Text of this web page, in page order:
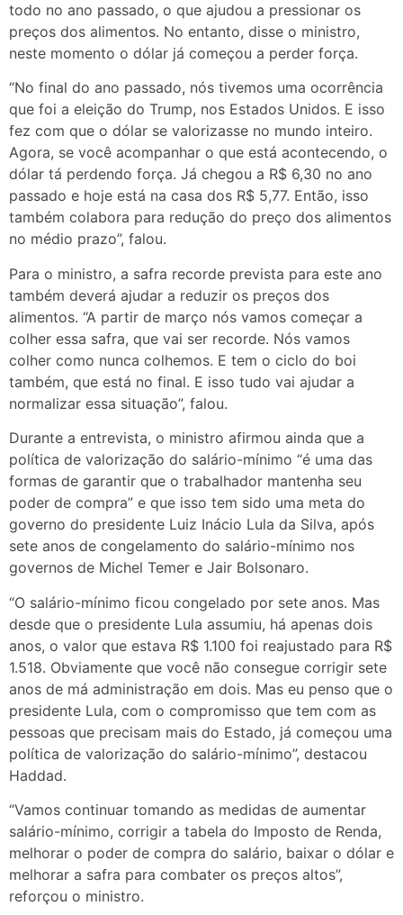
todo no ano passado, o que ajudou a pressionar os
preços dos alimentos. No entanto, disse o ministro,
neste momento o dólar já começou a perder força.
“No final do ano passado, nós tivemos uma ocorrência
que foi a eleição do Trump, nos Estados Unidos. E isso
fez com que o dólar se valorizasse no mundo inteiro.
Agora, se você acompanhar o que está acontecendo, o
dólar tá perdendo força. Já chegou a R$ 6,30 no ano
passado e hoje está na casa dos R$ 5,77. Então, isso
também colabora para redução do preço dos alimentos
no médio prazo”, falou.
Para o ministro, a safra recorde prevista para este ano
também deverá ajudar a reduzir os preços dos
alimentos. “A partir de março nós vamos começar a
colher essa safra, que vai ser recorde. Nós vamos
colher como nunca colhemos. E tem o ciclo do boi
também, que está no final. E isso tudo vai ajudar a
normalizar essa situação”, falou.
Durante a entrevista, o ministro afirmou ainda que a
política de valorização do salário-mínimo “é uma das
formas de garantir que o trabalhador mantenha seu
poder de compra” e que isso tem sido uma meta do
governo do presidente Luiz Inácio Lula da Silva, após
sete anos de congelamento do salário-mínimo nos
governos de Michel Temer e Jair Bolsonaro.
“O salário-mínimo ficou congelado por sete anos. Mas
desde que o presidente Lula assumiu, há apenas dois
anos, o valor que estava R$ 1.100 foi reajustado para R$
1.518. Obviamente que você não consegue corrigir sete
anos de má administração em dois. Mas eu penso que o
presidente Lula, com o compromisso que tem com as
pessoas que precisam mais do Estado, já começou uma
política de valorização do salário-mínimo”, destacou
Haddad.
“Vamos continuar tomando as medidas de aumentar
salário-mínimo, corrigir a tabela do Imposto de Renda,
melhorar o poder de compra do salário, baixar o dólar e
melhorar a safra para combater os preços altos”,
reforçou o ministro.